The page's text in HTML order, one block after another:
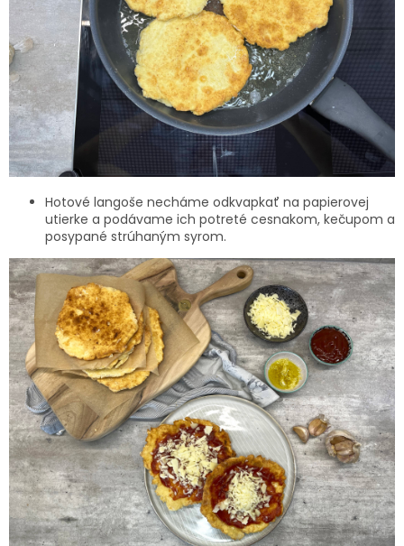
Hotové langoše necháme odkvapkať na papierovej
utierke a podávame ich potreté cesnakom, kečupom a
posypané strúhaným syrom.